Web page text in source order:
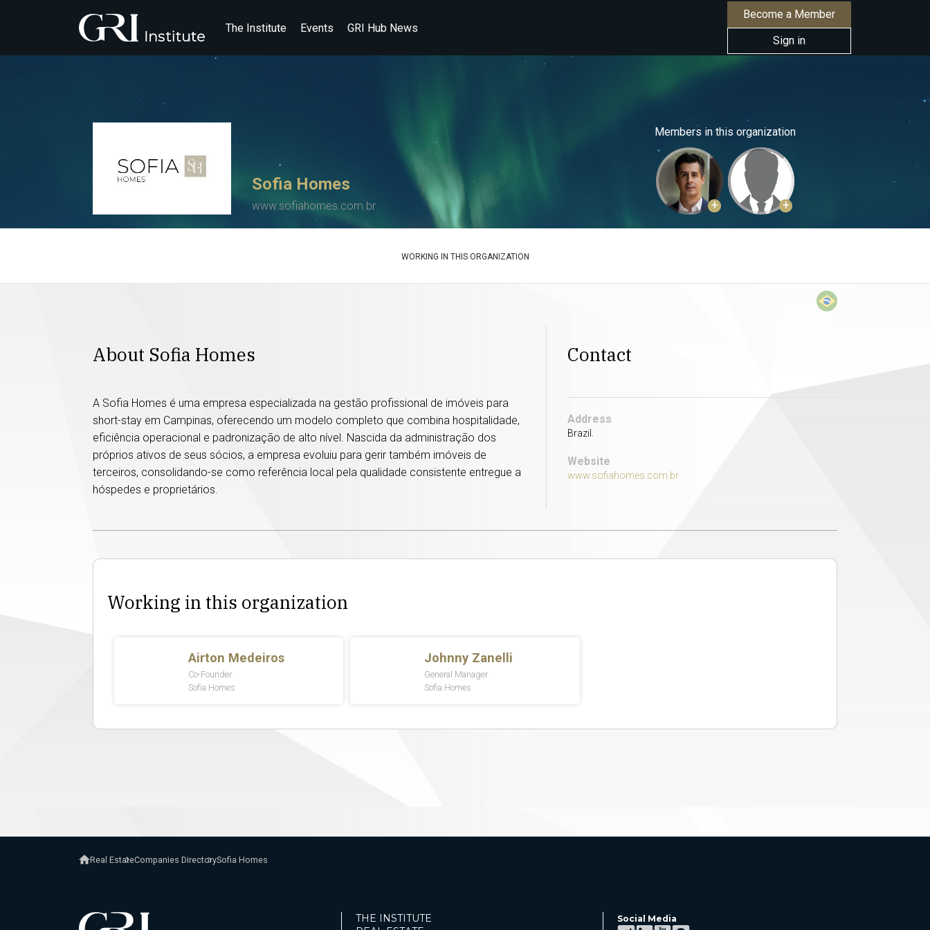
The Institute Events GRI Hub News
Become a Member
Sign in
Sofia Homes
www.sofiahomes.com.br
Members in this organization
+ +
WORKING IN THIS ORGANIZATION
About Sofia Homes
A Sofia Homes é uma empresa especializada na gestão profissional de imóveis para
short-stay em Campinas, oferecendo um modelo completo que combina hospitalidade,
eficiência operacional e padronização de alto nível. Nascida da administração dos
próprios ativos de seus sócios, a empresa evoluiu para gerir também imóveis de
terceiros, consolidando-se como referência local pela qualidade consistente entregue a
hóspedes e proprietários.
Contact
Address
Brazil.
Website
www.sofiahomes.com.br
Working in this organization
Real EstateCompanies DirectorySofia Homes
THE INSTITUTE
Social Media